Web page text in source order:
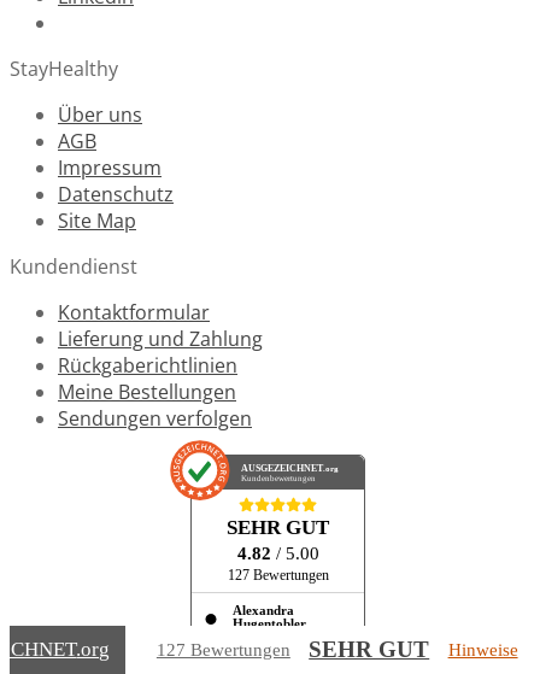
StayHealthy
Über uns
AGB
Impressum
Datenschutz
Site Map
Kundendienst
Kontaktformular
Lieferung und Zahlung
Rückgaberichtlinien
Meine Bestellungen
Sendungen verfolgen
AUSGEZEICHNET.org
Kundenbewertungen
SEHR GUT
4.82 / 5.00
127 Bewertungen
Alexandra
Hugentobler
Mehr
Super schneller Service
.org 127 Bewertungen SEHR GUT Hinweise